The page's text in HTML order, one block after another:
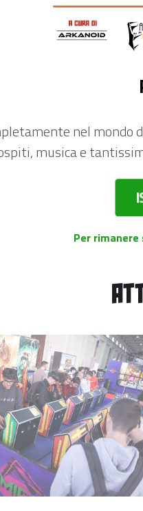
nel mondo
musica e
Per